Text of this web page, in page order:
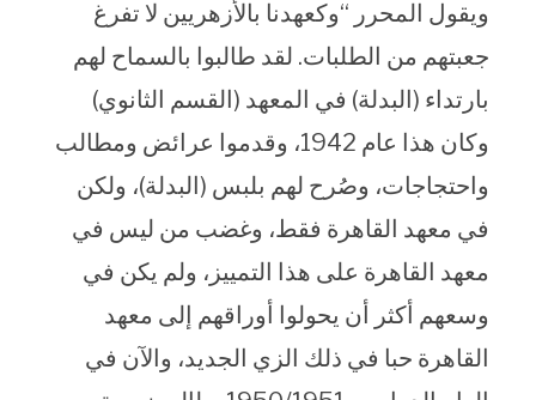
ويقول المحرر “وكعهدنا بالأزهريين لا تفرغ
جعبتهم من الطلبات. لقد طالبوا بالسماح لهم
بارتداء (البدلة) في المعهد (القسم الثانوي)
وكان هذا عام 1942، وقدموا عرائض ومطالب
واحتجاجات، وصُرح لهم بلبس (البدلة)، ولكن
في معهد القاهرة فقط، وغضب من ليس في
معهد القاهرة على هذا التمييز، ولم يكن في
وسعهم أكثر أن يحولوا أوراقهم إلى معهد
القاهرة حبا في ذلك الزي الجديد، والآن في